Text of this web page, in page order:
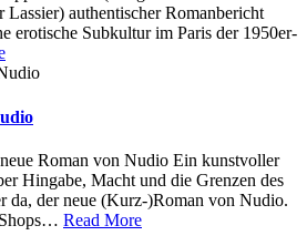
Lassier) authentischer Romanbericht
erotische Subkultur im Paris der 1950er-
Roman von Nudio Ein kunstvoller
Hingabe, Macht und die Grenzen des
da, der neue (Kurz-)Roman von Nudio.
… Read More